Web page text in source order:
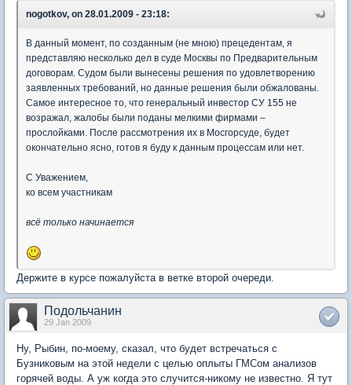
nogotkov, on 28.01.2009 - 23:18:
В данный момент, по созданным (не мною) прецедентам, я
представляю несколько дел в суде Москвы по Предварительным
договорам. Судом были вынесены решения по удовлетворению
заявленных требований, но данные решения были обжалованы.
Самое интересное то, что генеральный инвестор СУ 155 не
возражал, жалобы были поданы мелкими фирмами –
прослойками. После рассмотрения их в Мосгорсуде, будет
окончательно ясно, готов я буду к данным процессам или нет.
С Уважением,
ко всем участникам
всё только начинается
Держите в курсе пожалуйста в ветке второй очереди.
Подольчанин
29 Jan 2009
Ну, Рыбин, по-моему, сказал, что будет встречаться с
Бузниковым на этой недели с целью оплыты ГМСом анализов
горячей воды. А уж когда это случится-никому не известно. Я тут